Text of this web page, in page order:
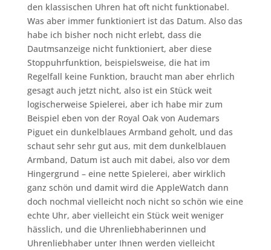
den klassischen Uhren hat oft nicht funktionabel.
Was aber immer funktioniert ist das Datum. Also das
habe ich bisher noch nicht erlebt, dass die
Dautmsanzeige nicht funktioniert, aber diese
Stoppuhrfunktion, beispielsweise, die hat im
Regelfall keine Funktion, braucht man aber ehrlich
gesagt auch jetzt nicht, also ist ein Stück weit
logischerweise Spielerei, aber ich habe mir zum
Beispiel eben von der Royal Oak von Audemars
Piguet ein dunkelblaues Armband geholt, und das
schaut sehr sehr gut aus, mit dem dunkelblauen
Armband, Datum ist auch mit dabei, also vor dem
Hingergrund – eine nette Spielerei, aber wirklich
ganz schön und damit wird die AppleWatch dann
doch nochmal vielleicht noch nicht so schön wie eine
echte Uhr, aber vielleicht ein Stück weit weniger
hässlich, und die Uhrenliebhaberinnen und
Uhrenliebhaber unter Ihnen werden vielleicht